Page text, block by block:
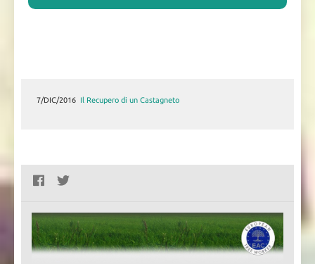
7/DIC/2016 Il Recupero di un Castagneto
7/DIC/2016 Potatura Alberi